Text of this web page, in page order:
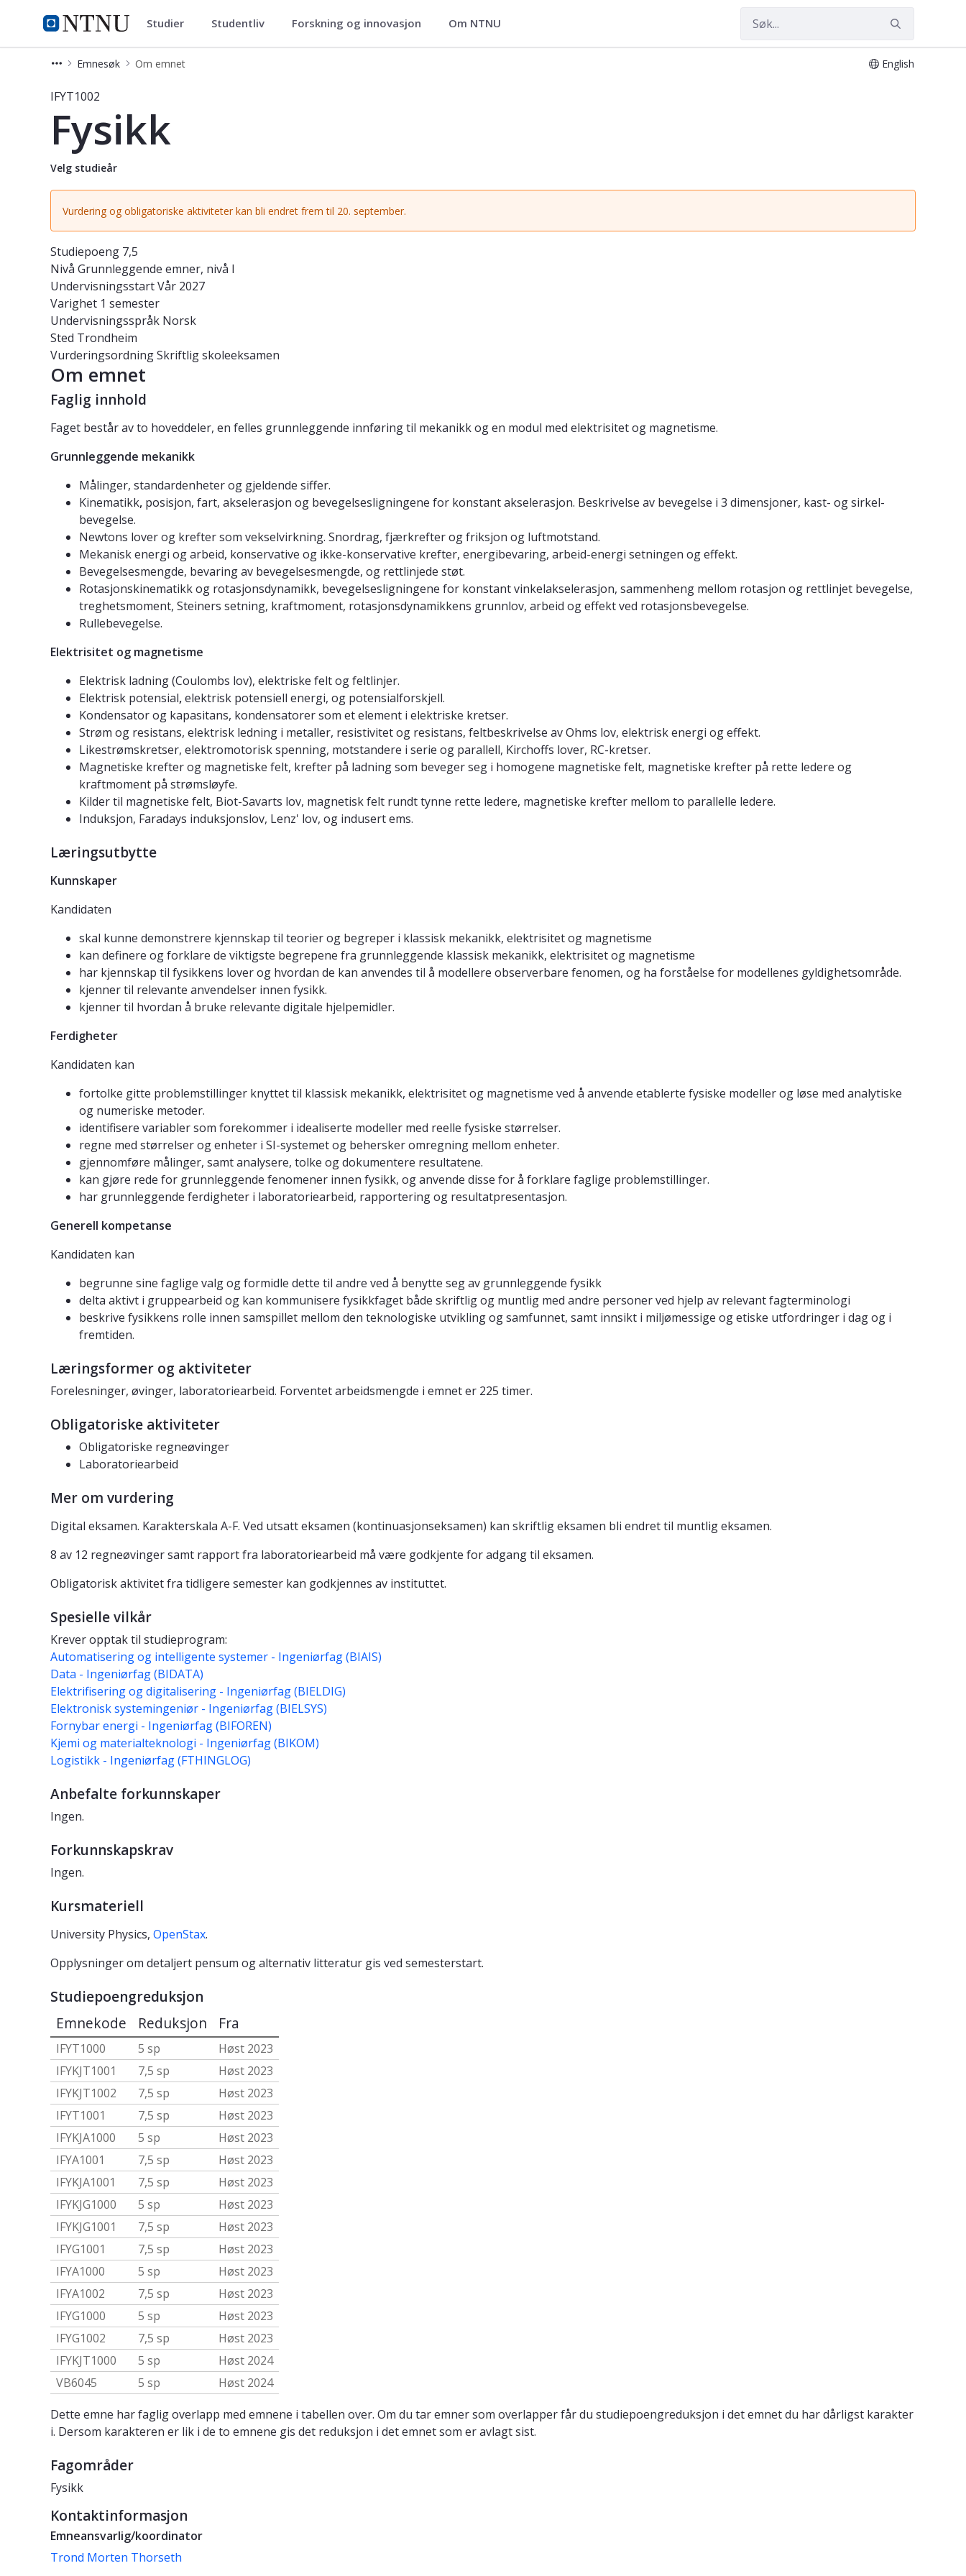
NTNU Hjemmeside
Studier Studier Studentliv Forskning og innovasjon Om NTNU
Emnesøk Om emnet English
Emne - Fysikk - IFYT1002
IFYT1002
Fysikk
Velg studieår
Vurdering og obligatoriske aktiviteter kan bli endret frem til 20. september.
Studiepoeng 7,5
Nivå Grunnleggende emner, nivå I
UndervisningsstartVår 2027
Varighet 1 semester
Undervisningsspråk Norsk
Sted Trondheim
VurderingsordningSkriftlig skoleeksamen
Om emnet
Faglig innhold
Faget består av to hoveddeler, en felles grunnleggende innføring til mekanikk og en modul med elektrisitet og magnetisme.
Grunnleggende mekanikk
Målinger, standardenheter og gjeldende siffer.
Kinematikk, posisjon, fart, akselerasjon og bevegelsesligningene for konstant akselerasjon. Beskrivelse av bevegelse i 3 dimensjoner, kast- og sirkel-
bevegelse.
Newtons lover og krefter som vekselvirkning. Snordrag, fjærkrefter og friksjon og luftmotstand.
Mekanisk energi og arbeid, konservative og ikke-konservative krefter, energibevaring, arbeid-energi setningen og effekt.
Bevegelsesmengde, bevaring av bevegelsesmengde, og rettlinjede støt.
Rotasjonskinematikk og rotasjonsdynamikk, bevegelsesligningene for konstant vinkelakselerasjon, sammenheng mellom rotasjon og rettlinjet bevegelse,
treghetsmoment, Steiners setning, kraftmoment, rotasjonsdynamikkens grunnlov, arbeid og effekt ved rotasjonsbevegelse.
Rullebevegelse.
Elektrisitet og magnetisme
Elektrisk ladning (Coulombs lov), elektriske felt og feltlinjer.
Elektrisk potensial,elektrisk potensiell energi, og potensialforskjell.
Kondensator og kapasitans, kondensatorer som et element i elektriske kretser.
Strøm og resistans, elektrisk ledning i metaller, resistivitet og resistans, feltbeskrivelse av Ohms lov, elektrisk energi og effekt.
Likestrømskretser, elektromotorisk spenning, motstandere i serie og parallell, Kirchoffs lover, RC-kretser.
Magnetiske krefter og magnetiske felt, krefter på ladning som beveger seg i homogene magnetiske felt, magnetiske krefter på rette ledere og
kraftmoment på strømsløyfe.
Kilder til magnetiske felt, Biot-Savarts lov, magnetisk felt rundt tynne rette ledere, magnetiske krefter mellom to parallelle ledere.
Induksjon, Faradays induksjonslov, Lenz' lov, og indusert ems.
Læringsutbytte
Kunnskaper
Kandidaten
skal kunne demonstrere kjennskap til teorier og begreper i klassisk mekanikk, elektrisitet og magnetisme
kan definere og forklare de viktigste begrepene fra grunnleggende klassisk mekanikk, elektrisitet og magnetisme
har kjennskap til fysikkens lover og hvordan de kan anvendes til å modellere observerbare fenomen, og ha forståelse for modellenes gyldighetsområde.
kjenner til relevante anvendelser innen fysikk.
kjenner til hvordan å bruke relevante digitale hjelpemidler.
Ferdigheter
Kandidaten kan
fortolke gitte problemstillinger knyttet til klassisk mekanikk, elektrisitet og magnetisme ved å anvende etablerte fysiske modeller og løse med analytiske
og numeriske metoder.
identifisere variabler som forekommer i idealiserte modeller med reelle fysiske størrelser.
regne med størrelser og enheter i SI-systemet og behersker omregning mellom enheter.
gjennomføre målinger, samt analysere, tolke og dokumentere resultatene.
kan gjøre rede for grunnleggende fenomener innen fysikk, og anvende disse for å forklare faglige problemstillinger.
har grunnleggende ferdigheter i laboratoriearbeid, rapportering og resultatpresentasjon.
Generell kompetanse
Kandidaten kan
begrunne sine faglige valg og formidle dette til andre ved å benytte seg av grunnleggende fysikk
delta aktivt i gruppearbeid og kan kommunisere fysikkfaget både skriftlig og muntlig med andre personer ved hjelp av relevant fagterminologi
beskrive fysikkens rolle innen samspillet mellom den teknologiske utvikling og samfunnet, samt innsikt i miljømessige og etiske utfordringer i dag og i
fremtiden.
Læringsformer og aktiviteter
Forelesninger, øvinger, laboratoriearbeid. Forventet arbeidsmengde i emnet er 225 timer.
Obligatoriske aktiviteter
Obligatoriske regneøvinger
Laboratoriearbeid
Mer om vurdering
Digital eksamen. Karakterskala A-F. Ved utsatt eksamen (kontinuasjonseksamen) kan skriftlig eksamen bli endret til muntlig eksamen.
8 av 12 regneøvinger samt rapport fra laboratoriearbeid må være godkjente for adgang til eksamen.
Obligatorisk aktivitet fra tidligere semester kan godkjennes av instituttet.
Spesielle vilkår
Krever opptak til studieprogram:
Automatisering og intelligente systemer - Ingeniørfag (BIAIS)
Data - Ingeniørfag (BIDATA)
Elektrifisering og digitalisering - Ingeniørfag (BIELDIG)
Elektronisk systemingeniør - Ingeniørfag (BIELSYS)
Fornybar energi - Ingeniørfag (BIFOREN)
Kjemi og materialteknologi - Ingeniørfag (BIKOM)
Logistikk - Ingeniørfag (FTHINGLOG)
Anbefalte forkunnskaper
Ingen.
Forkunnskapskrav
Ingen.
Kursmateriell
University Physics, OpenStax.
Opplysninger om detaljert pensum og alternativ litteratur gis ved semesterstart.
Studiepoengreduksjon
Emnekode Reduksjon Fra
IFYT1000 5 sp
Høst 2023
IFYKJT1001
7,5 sp
Høst 2023
IFYKJT1002
7,5 sp
Høst 2023
IFYT1001
7,5 sp
Høst 2023
IFYKJA1000
5 sp
Høst 2023
IFYA1001
7,5 sp
Høst 2023
IFYKJA1001
7,5 sp
Høst 2023
IFYKJG1000
5 sp
Høst 2023
IFYKJG1001
7,5 sp
Høst 2023
IFYG1001
7,5 sp
Høst 2023
IFYA1000
5 sp
Høst 2023
IFYA1002
7,5 sp
Høst 2023
IFYG1000
5 sp
Høst 2023
IFYG1002
7,5 sp
Høst 2023
IFYKJT1000
5 sp
Høst 2024
VB6045
5 sp
Høst 2024
Dette emne har faglig overlapp med emnene i tabellen over. Om du tar emner som overlapper får du studiepoengreduksjon i det emnet du har dårligst karakter
i. Dersom karakteren er lik i de to emnene gis det reduksjon i det emnet som er avlagt sist.
Fagområder
Fysikk
Kontaktinformasjon
Emneansvarlig/koordinator
Trond Morten Thorseth